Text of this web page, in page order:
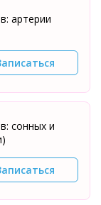
артерии
сонных и